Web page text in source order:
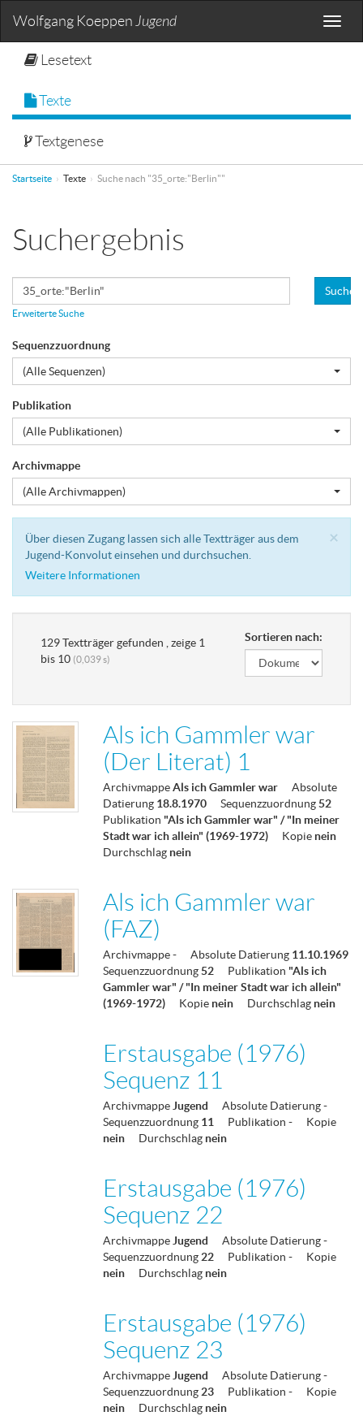
Toggle
Wolfgang Koeppen Jugend
Lesetext
Texte
Textgenese
Startseite Texte Suche nach "35_orte:"Berlin""
Suchergebnis
Suchen
Erweiterte Suche
Sequenzzuordnung
(Alle Sequenzen)
Publikation
(Alle Publikationen)
Archivmappe
(Alle Archivmappen)
×
Über diesen Zugang lassen sich alle Textträger aus dem
Jugend-Konvolut einsehen und durchsuchen.
Weitere Informationen
129 Textträger gefunden , zeige 1
bis 10 (0,039 s)
Sortieren nach:
Als ich Gammler war
(Der Literat) 1
ArchivmappeAls ich Gammler war
Absolute
Datierung 18.8.1970 Sequenzzuordnung52
Publikation "Als ich Gammler war" / "In meiner
Stadt war ich allein" (1969-1972)
Kopie nein
Durchschlag nein
Als ich Gammler war
(FAZ)
Archivmappe- Absolute Datierung 11.10.1969
Sequenzzuordnung52 Publikation "Als ich
Gammler war" / "In meiner Stadt war ich allein"
(1969-1972)
Kopie nein Durchschlag nein
Erstausgabe (1976)
Sequenz 11
Archivmappe Jugend Absolute Datierung-
Sequenzzuordnung 11 Publikation -
Kopie
nein
Durchschlag nein
Erstausgabe (1976)
Sequenz 22
Archivmappe Jugend Absolute Datierung-
Sequenzzuordnung 22 Publikation -
Kopie
nein
Durchschlag nein
Erstausgabe (1976)
Sequenz 23
Archivmappe Jugend Absolute Datierung-
Sequenzzuordnung 23 Publikation -
Kopie
nein
Durchschlag nein